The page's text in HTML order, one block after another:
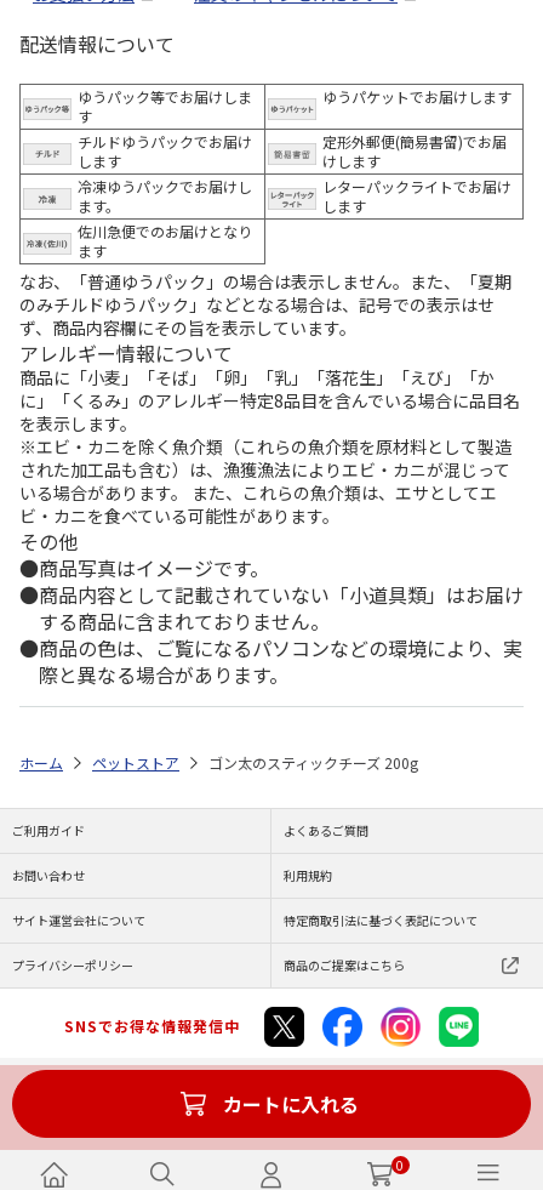
0
配送情報について
ゆうパック等でお届けしま
す
ゆうパケットでお届けします
チルドゆうパックでお届け
します
定形外郵便(簡易書留)でお届
けします
冷凍ゆうパックでお届けし
ます。
レターパックライトでお届け
します
佐川急便でのお届けとなり
ます
なお、「普通ゆうパック」の場合は表示しません。また、「夏期
のみチルドゆうパック」などとなる場合は、記号での表示はせ
ず、商品内容欄にその旨を表示しています。
アレルギー情報について
商品に「小麦」「そば」「卵」「乳」「落花生」「えび」「か
に」「くるみ」のアレルギー特定8品目を含んでいる場合に品目名
を表示します。
※エビ・カニを除く魚介類（これらの魚介類を原材料として製造
された加工品も含む）は、漁獲漁法によりエビ・カニが混じって
いる場合があります。 また、これらの魚介類は、エサとしてエ
ビ・カニを食べている可能性があります。
その他
商品写真はイメージです。
商品内容として記載されていない「小道具類」はお届け
する商品に含まれておりません。
商品の色は、ご覧になるパソコンなどの環境により、実
際と異なる場合があります。
カートに入れる
ホーム ペットストア ゴン太のスティックチーズ 200g
ご利用ガイド よくあるご質問
お問い合わせ 利用規約
サイト運営会社について 特定商取引法に基づく表記について
プライバシーポリシー 商品のご提案はこちら
SNSでお得な情報発信中